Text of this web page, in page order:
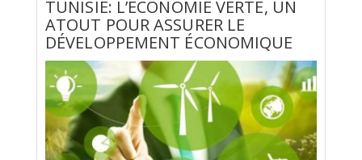
TUNISIE: L’ÉCONOMIE VERTE, UN
ATOUT POUR ASSURER LE
DÉVELOPPEMENT ÉCONOMIQUE